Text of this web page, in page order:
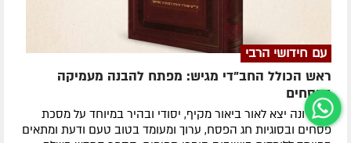
עם חידושי הרבי
ראש הכולל החב"די מגיש: מפתח להבנה מעמיקה
בפסחים
לאחרונה ​יצא לאור ביאור מקיף, יסודי ובהיר במיוחד על מסכת
פסחים ובסוגיות חג הפסח, ערוך ומעומד בטוב טעם ודעת ומתאים